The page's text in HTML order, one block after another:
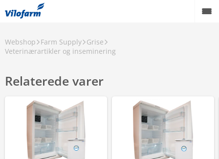
Webshop Farm Supply Grise
Veterinærartikler og inseminering
Relaterede varer